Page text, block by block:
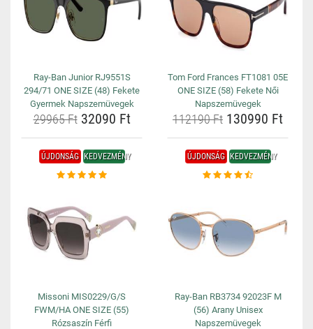
Ray-Ban Junior RJ9551S
294/71 ONE SIZE (48) Fekete
Gyermek Napszemüvegek
29965 Ft32090 Ft
Tom Ford Frances FT1081 05E
ONE SIZE (58) Fekete Női
Napszemüvegek
112190 Ft 130990 Ft
ÚJDONSÁG KEDVEZMÉNY
Missoni MIS0229/G/S
FWM/HA ONE SIZE (55)
Rózsaszín Férfi
ÚJDONSÁG KEDVEZMÉNY
Ray-Ban RB3734 92023F M
(56) Arany Unisex
Napszemüvegek